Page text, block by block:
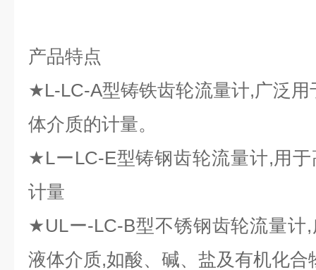
产品特点
★L-LC-A型铸铁齿轮流量计,广泛
体介质的计量。
★LーLC-E型铸钢齿轮流量计,用
计量
★ULー-LC-B型不锈钢齿轮流量计
液体介质,如酸、碱、盐及有机化合